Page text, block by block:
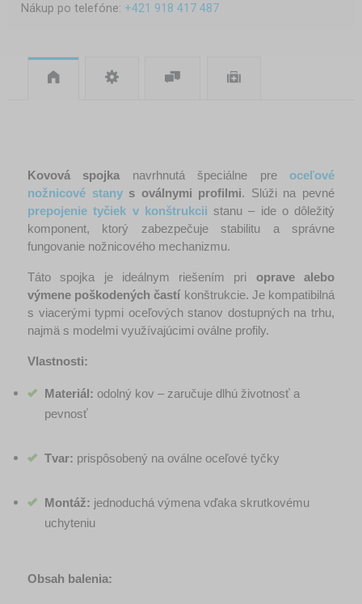
Nákup po telefóne: +421 918 417 487
Kovová spojka navrhnutá špeciálne pre oceľové
nožnicové stany s oválnymi profilmi
prepojenie tyčiek v konštrukcii stanu – ide o dôležitý
komponent, ktorý zabezpečuje stabilitu a správne
fungovanie nožnicového mechanizmu.
Táto spojka je ideálnym riešením pri oprave alebo
výmene poškodených častí konštrukcie. Je kompatibilná
s viacerými typmi oceľových stanov dostupných na trhu,
najmä s modelmi využívajúcimi oválne profily.
Vlastnosti:
Materiál: odolný kov – zaručuje dlhú životnosť a
pevnosť
Tvar: prispôsobený na oválne oceľové tyčky
Montáž: jednoduchá výmena vďaka skrutkovému
uchyteniu
Obsah balenia: